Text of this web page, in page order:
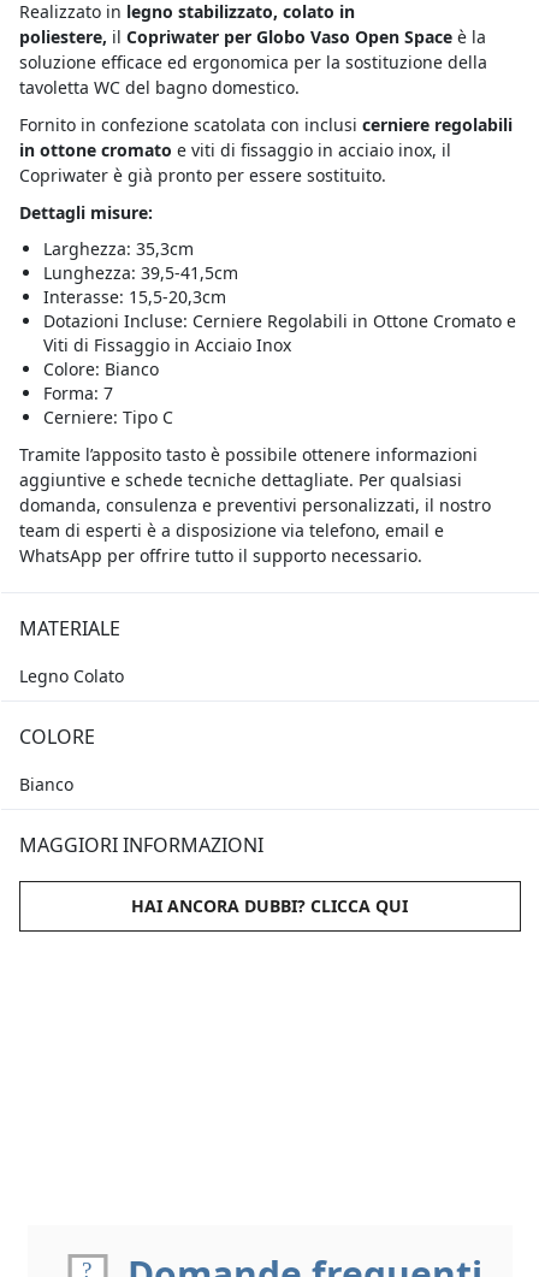
Realizzato in legno stabilizzato, colato in
poliestere, il Copriwater per Globo Vaso Open Spaceè la
soluzione efficace ed ergonomica per la sostituzione della
tavoletta WC del bagno domestico.
Fornito in confezione scatolata con inclusi cerniere regolabili
in ottone cromato e viti di fissaggio in acciaio inox, il
Copriwater è già pronto per essere sostituito.
Dettagli misure:
Larghezza: 35,3cm
Lunghezza: 39,5-41,5cm
Interasse: 15,5-20,3cm
Dotazioni Incluse: Cerniere Regolabili in Ottone Cromato e
Viti di Fissaggio in Acciaio Inox
Colore: Bianco
Forma: 7
Cerniere: Tipo C
Tramite l’apposito tasto è possibile ottenere informazioni
aggiuntive e schede tecniche dettagliate. Per qualsiasi
domanda, consulenza e preventivi personalizzati, il nostro
team di esperti è a disposizione via telefono, email e
WhatsApp per offrire tutto il supporto necessario.
MATERIALE
Legno Colato
COLORE
Bianco
MAGGIORI INFORMAZIONI
HAI ANCORA DUBBI? CLICCA QUI